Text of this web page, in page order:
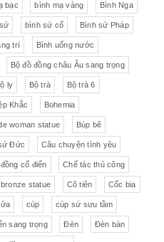
bạc bình mạ vàng Bình Nga
bình sứ cổ Bình sứ Pháp
trí Bình uống nước
Bộ đồ đồng châu Âu sang trọng
ly Bộ trà Bộ trà 6
Khắc Bohemia
woman statue Búp bê
Đức Câu chuyện tình yêu
cổ điển Chế tác thủ công
statue Cô tiên Cốc bia
cúp cúp sứ sưu tầm
sang trọng Đèn Đèn bàn